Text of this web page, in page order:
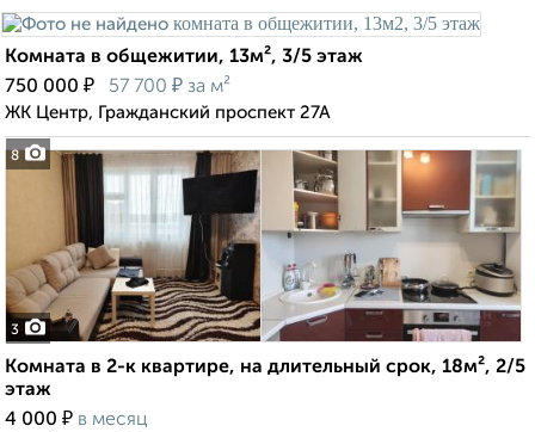
8
Комната в общежитии, 13м², 3/5 этаж
750 000 ₽ 57 700 ₽ за м²
ЖК Центр, Гражданский проспект 27А
3
Комната в 2-к квартире, на длительный срок, 18м², 2/5
этаж
4 000 ₽ в месяц